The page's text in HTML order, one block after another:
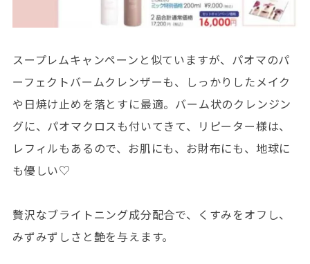
スープレムキャンペーンと似ていますが、パオマのパ
ーフェクトバームクレンザーも、しっかりしたメイク
や日焼け止めを落とすに最適。バーム状のクレンジン
グに、パオマクロスも付いてきて、リピーター様は、
レフィルもあるので、お肌にも、お財布にも、地球に
も優しい♡
贅沢なブライトニング成分配合で、くすみをオフし、
みずみずしさと艶を与えます。